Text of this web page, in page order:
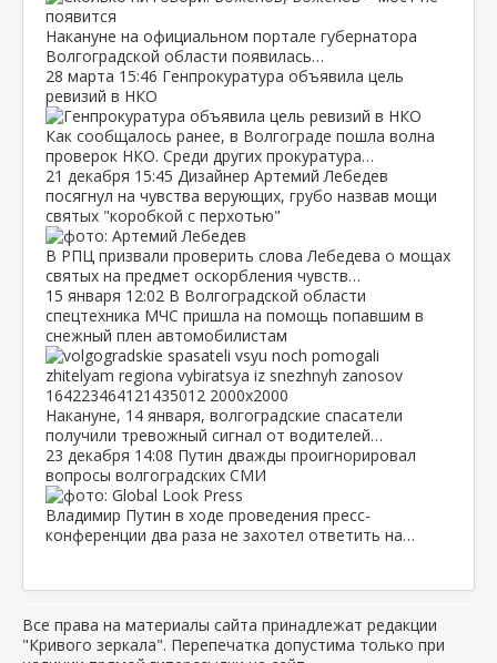
Накануне на официальном портале губернатора
Волгоградской области появилась…
28 марта 15:46 Генпрокуратура объявила цель
ревизий в НКО
Как сообщалось ранее, в Волгограде пошла волна
проверок НКО. Среди других прокуратура…
21 декабря 15:45 Дизайнер Артемий Лебедев
посягнул на чувства верующих, грубо назвав мощи
святых "коробкой с перхотью"
В РПЦ призвали проверить слова Лебедева о мощах
святых на предмет оскорбления чувств…
15 января 12:02 В Волгоградской области
спецтехника МЧС пришла на помощь попавшим в
снежный плен автомобилистам
Накануне, 14 января, волгоградские спасатели
получили тревожный сигнал от водителей…
23 декабря 14:08 Путин дважды проигнорировал
вопросы волгоградских СМИ
Владимир Путин в ходе проведения пресс-
конференции два раза не захотел ответить на…
Все права на материалы сайта принадлежат редакции
"Кривого зеркала". Перепечатка допустима только при